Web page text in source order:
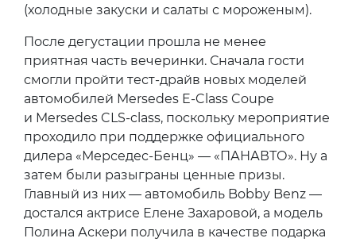
(холодные закуски и салаты с мороженым).
После дегустации прошла не менее
приятная часть вечеринки. Сначала гости
смогли пройти тест-драйв новых моделей
автомобилей Mersedes E-Class Coupe
и Mersedes CLS-class, поскольку мероприятие
проходило при поддержке официального
дилера «Мерседес-Бенц» — «ПАНАВТО». Ну а
затем были разыграны ценные призы.
Главный из них — автомобиль Bobby Benz —
достался актрисе Елене Захаровой, а модель
Полина Аскери получила в качестве подарка